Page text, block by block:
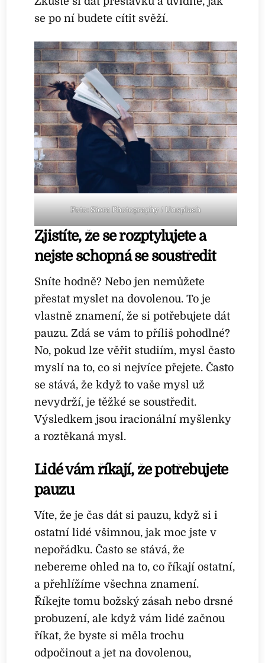
se po ní budete cítit svěží.
Foto: Siora Photography / Unsplash
Zjistíte, že se rozptylujete a
nejste schopná se soustředit
Sníte hodně? Nebo jen nemůžete
přestat myslet na dovolenou. To je
vlastně znamení, že si potřebujete dát
pauzu. Zdá se vám to příliš pohodlné?
No, pokud lze věřit studiím, mysl často
myslí na to, co si nejvíce přejete. Často
se stává, že když to vaše mysl už
nevydrží, je těžké se soustředit.
Výsledkem jsou iracionální myšlenky
a roztěkaná mysl.
Lidé vám říkají, že potřebujete
pauzu
Víte, že je čas dát si pauzu, když si i
ostatní lidé všimnou, jak moc jste v
nepořádku. Často se stává, že
nebereme ohled na to, co říkají ostatní,
a přehlížíme všechna znamení.
Říkejte tomu božský zásah nebo drsné
probuzení, ale když vám lidé začnou
říkat, že byste si měla trochu
odpočinout a jet na dovolenou,